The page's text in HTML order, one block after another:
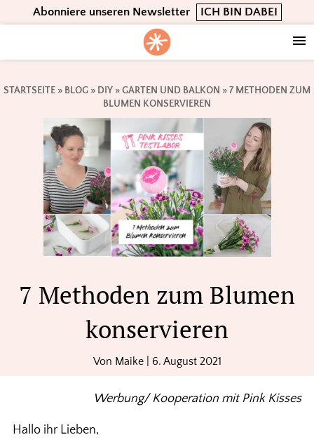
to
navigation
to
content
to
Abonniere unseren Newsletter ICH BIN DABEI
STARTSEITE » BLOG » DIY »GARTEN UND BALKON »7 METHODEN ZUM
BLUMEN KONSERVIEREN
7 Methoden zum Blumen
konservieren
Von Maike| 6. August 2021
Werbung/ Kooperation mit Pink Kisses
Hallo ihr Lieben,